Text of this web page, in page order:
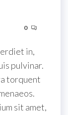
0
in,
pulvinar.
torquent
sit amet,